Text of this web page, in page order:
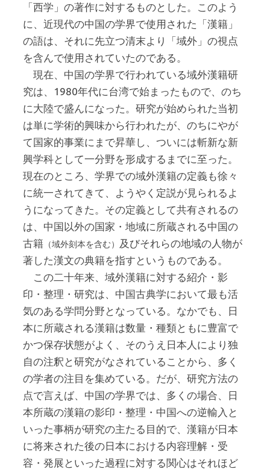
「西学」の著作に対するものとした。このよう
に、近現代の中国の学界で使用された「漢籍」
の語は、それに先立つ清末より「域外」の視点
を含んで使用されていたのである。
現在、中国の学界で行われている域外漢籍研
究は、1980年代に台湾で始まったもので、のち
に大陸で盛んになった。研究が始められた当初
は単に学術的興味から行われたが、のちにやが
て国家的事業にまで昇華し、ついには斬新な新
興学科として一分野を形成するまでに至った。
現在のところ、学界での域外漢籍の定義も徐々
に統一されてきて、ようやく定説が見られるよ
うになってきた。その定義として共有されるの
は、中国以外の国家・地域に所蔵される中国の
古籍 （域外刻本を含む）
及びそれらの地域の人物が
著した漢文の典籍を指すというものである。
この二十年来、域外漢籍に対する紹介・影
印・整理・研究は、中国古典学において最も活
気のある学問分野となっている。なかでも、日
本に所蔵される漢籍は数量・種類ともに豊富で
かつ保存状態がよく、そのうえ日本人により独
自の注釈と研究がなされていることから、多く
の学者の注目を集めている。だが、研究方法の
点で言えば、中国の学界では、多くの場合、日
本所蔵の漢籍の影印・整理・中国への逆輸入と
いった事柄が研究の主たる目的で、漢籍が日本
に将来された後の日本における内容理解・受
容・発展といった過程に対する関心はそれほど